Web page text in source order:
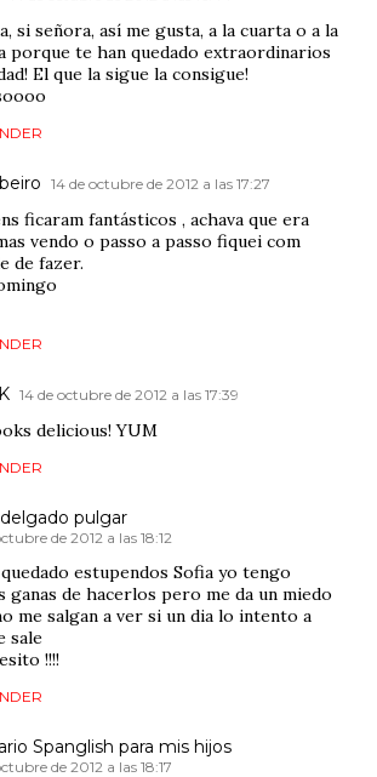
si señora, así me gusta, a la cuarta o a la
porque te han quedado extraordinarios
El que la sigue la consigue!
14 de octubre de 2012 a las 17:27
ficaram fantásticos , achava que era
vendo o passo a passo fiquei com
de fazer.
14 de octubre de 2012 a las 17:39
delicious! YUM
pulgar
de 2012 a las 18:12
estupendos Sofia yo tengo
ganas de hacerlos pero me da un miedo
me salgan a ver si un dia lo intento a
sale
!!!!
Spanglish para mis hijos
de 2012 a las 18:17